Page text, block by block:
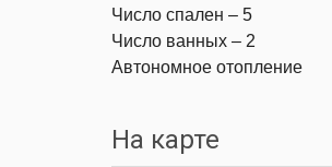
Число спален – 5
Число ванных – 2
Автономное отопление
На карте